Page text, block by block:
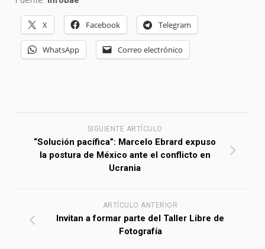
X Facebook Telegram
WhatsApp Correo electrónico
SIGUIENTE ARTÍCULO
“Solución pacífica”: Marcelo Ebrard expuso
la postura de México ante el conflicto en
Ucrania
ARTÍCULO ANTERIOR
Invitan a formar parte del Taller Libre de
Fotografía